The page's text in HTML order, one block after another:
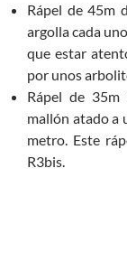
Rápel de 45m
argolla cada
que estar
por unos
Rápel de
mallón atado a
metro. Este
R3bis.